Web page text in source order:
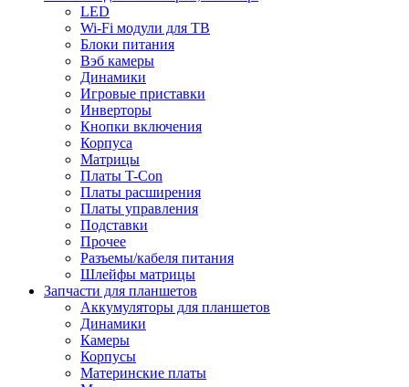
LED
Wi-Fi модули для ТВ
Блоки питания
Вэб камеры
Динамики
Игровые приставки
Инверторы
Кнопки включения
Корпуса
Матрицы
Платы T-Con
Платы расширения
Платы управления
Подставки
Прочее
Разъемы/кабеля питания
Шлейфы матрицы
Запчасти для планшетов
Аккумуляторы для планшетов
Динамики
Камеры
Корпусы
Материнские платы